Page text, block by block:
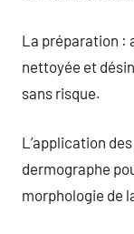
La préparation :
nettoyée et
sans risque.
L’application
dermographe
morphologie de